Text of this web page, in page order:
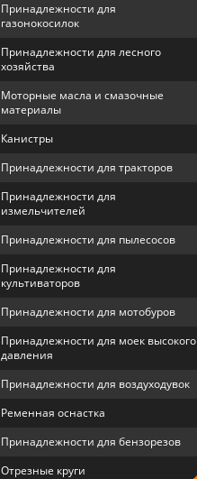
Принадлежности для
газонокосилок
Принадлежности для лесного
хозяйства
Моторные масла и смазочные
материалы
Канистры
Принадлежности для тракторов
Принадлежности для
измельчителей
Принадлежности для пылесосов
Принадлежности для
культиваторов
Принадлежности для мотобуров
Принадлежности для моек высокого
давления
Принадлежности для воздуходувок
Ременная оснастка
Принадлежности для бензорезов
Отрезные круги